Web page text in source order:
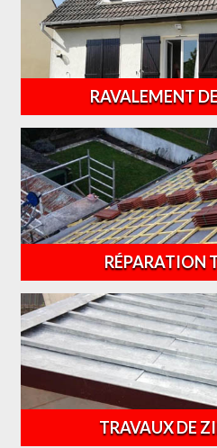
RAVALEMENT
RÉPARATION
TRAVAUX DE